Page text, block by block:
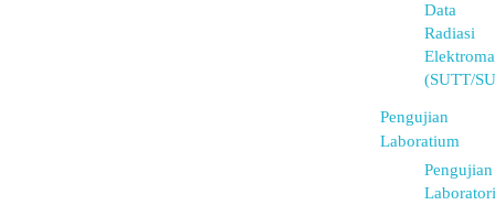
Data
Radiasi
(SUTT/
Pengujian
Laboratium
Pengujian